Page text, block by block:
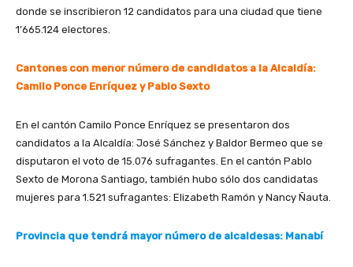
donde se inscribieron 12 candidatos para una ciudad que tiene
1’665.124 electores.
Cantones con menor número de candidatos a la Alcaldía:
Camilo Ponce Enríquez y Pablo Sexto
En el cantón Camilo Ponce Enríquez se presentaron dos
candidatos a la Alcaldía: José Sánchez y Baldor Bermeo que se
disputaron el voto de 15.076 sufragantes. En el cantón Pablo
Sexto de Morona Santiago, también hubo sólo dos candidatas
mujeres para 1.521 sufragantes: Elizabeth Ramón y Nancy Ñauta.
Provincia que tendrá mayor número de alcaldesas: Manabí